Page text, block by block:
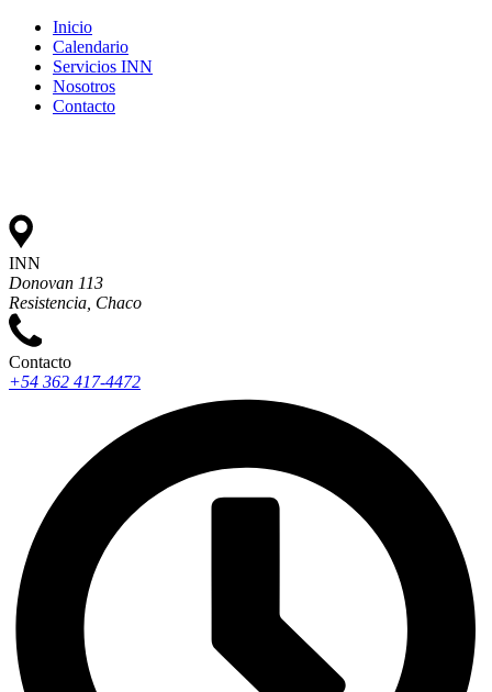
Inicio
Calendario
Servicios INN
Nosotros
Contacto
INN
Donovan 113
Resistencia, Chaco
Contacto
+54 362 417-4472